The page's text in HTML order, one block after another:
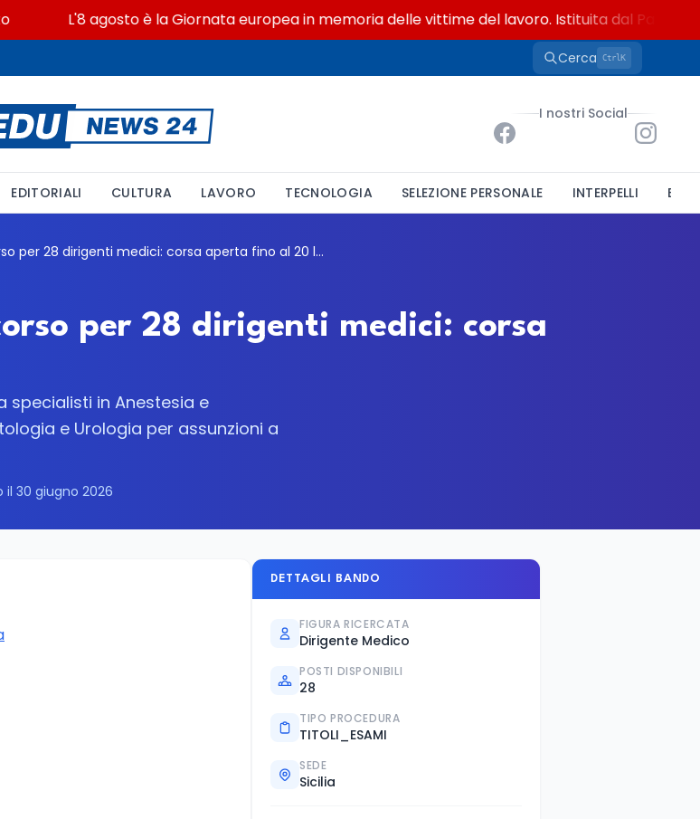
L'8 agosto è la Giornata europea in memoria delle vittime del lavoro. Istituita dal
Cerca CtrlK
I nostri Social
EDITORIALI CULTURA LAVORO TECNOLOGIA SELEZIONE PERSONALE INTERPELLI
ASP Ragusa, maxi concorso per 28 dirigenti medici: corsa aperta fino al 20 luglio
per 28 dirigenti medici: corsa
specialisti in Anestesia e
e Urologia per assunzioni a
il 30 giugno 2026
DETTAGLI BANDO
FIGURA RICERCATA
Dirigente Medico
POSTI DISPONIBILI
28
TIPO PROCEDURA
TITOLI_ESAMI
SEDE
Sicilia